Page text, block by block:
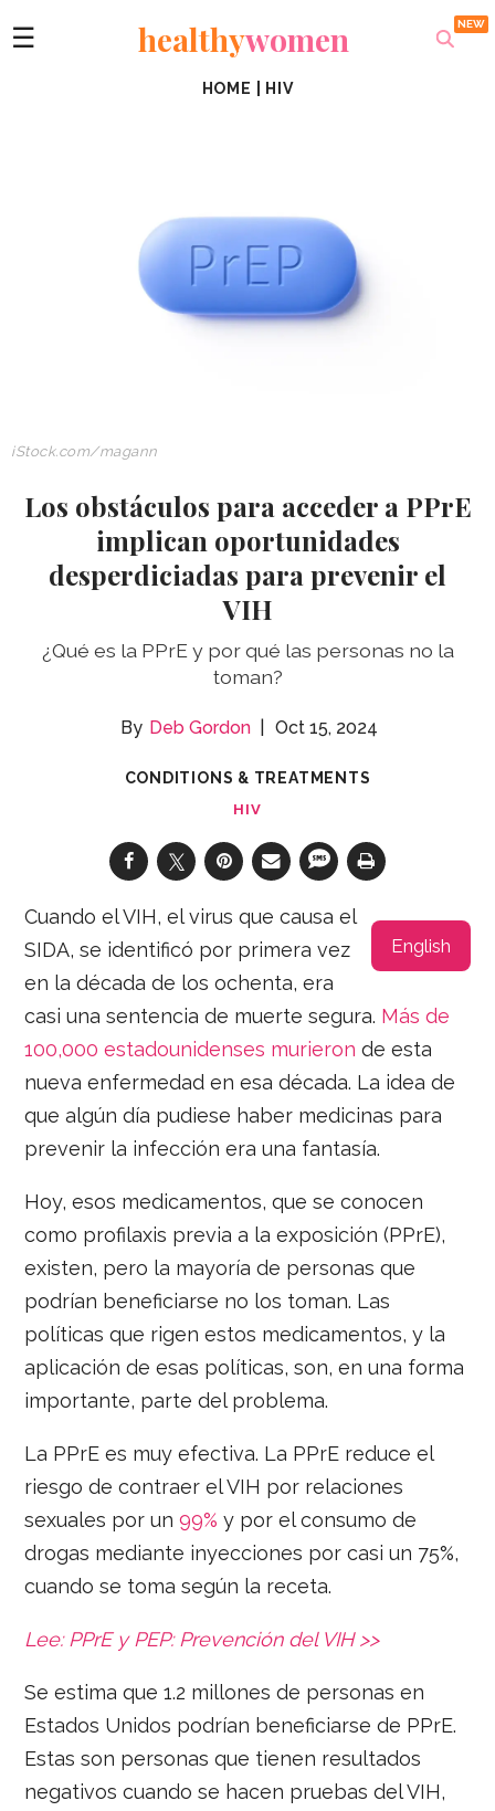
☰ healthywomen
HOME HIV
iStock.com/magann
Los obstáculos para acceder a PPrE
implican oportunidades
desperdiciadas para prevenir el
VIH
¿Qué es la PPrE y por qué las personas no la
toman?
Deb Gordon Oct 15, 2024
CONDITIONS & TREATMENTS
HIV
English
Cuando el VIH, el virus que causa el
SIDA, se identificó por primera vez
en la década de los ochenta, era
casi una sentencia de muerte segura. Más de
100,000 estadounidenses murieron de esta
nueva enfermedad en esa década. La idea de
que algún día pudiese haber medicinas para
prevenir la infección era una fantasía.
Hoy, esos medicamentos, que se conocen
como profilaxis previa a la exposición (PPrE),
existen, pero la mayoría de personas que
podrían beneficiarse no los toman. Las
políticas que rigen estos medicamentos, y la
aplicación de esas políticas, son, en una forma
importante, parte del problema.
La PPrE es muy efectiva. La PPrE reduce el
riesgo de contraer el VIH por relaciones
sexuales por un99% y por el consumo de
drogas mediante inyecciones por casi un 75%,
cuando se toma según la receta.
Lee: PPrE y PEP:Prevención del VIH >>
Se estima que 1.2 millones de personas en
Estados Unidos podrían beneficiarse de PPrE.
Estas son personas que tienen resultados
negativos cuando se hacen pruebas del VIH,